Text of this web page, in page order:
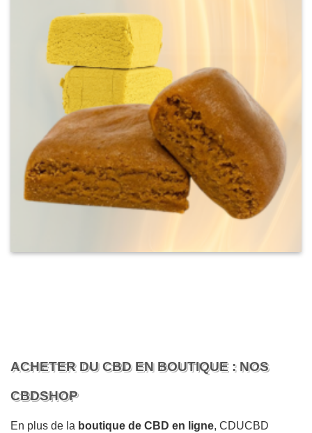
ACHETER DU CBD EN BOUTIQUE : NOS
CBDSHOP
En plus de la boutique de CBD en ligne, CDUCBD